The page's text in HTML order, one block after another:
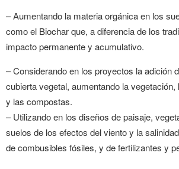
– Aumentando la materia orgánica en los
como el Biochar que, a diferencia de los
impacto permanente y acumulativo.
– Considerando en los proyectos la adición
cubierta vegetal, aumentando la
y las compostas.
– Utilizando en los diseños de paisaje,
suelos de los efectos del viento y la
de combusibles fósiles, y de fertilizantes y